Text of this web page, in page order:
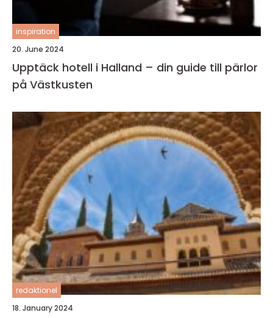
inspiration
20. June 2024
Upptäck hotell i Halland – din guide till pärlor
på Västkusten
redaktionel
18. January 2024